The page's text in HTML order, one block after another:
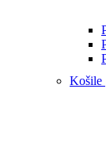
Košile